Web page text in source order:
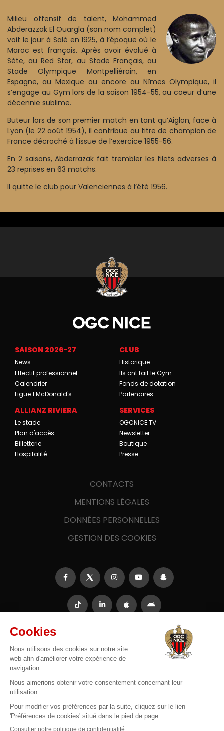
Milieu offensif de talent, Mohammed
Abderazzak El Ouargla (son nom complet)
voit le jour à Salé en 1925, à l’époque où le
Maroc est français. Après avoir évolué à
Sète, au Red Star, au Stade Français, au
Stade Olympique Montpelliérain, en
Espagne, au Mexique ou encore au Nîmes Olympique, il
s’engage au Gym lors de la saison 1954-55, au coeur d’une
décennie sublime.
Buteur lors de son premier match en tant qu’Aiglon, face à
Lyon (le 22 août 1954), il contribue au titre de champion de
France décroché à l’issue de l’exercice 1955-56.
En 2 saisons, Abderrazak fait trembler les filets adverses à
23 reprises en 63 matchs.
Il quitte le club pour Valenciennes à l’été 1956.
SAISON 2026-27
News
Effectif professionnel
Calendrier
Ligue 1 McDonald's
CLUB
Historique
Ils ont fait le Gym
Fonds de dotation
Partenaires
ALLIANZ RIVIERA
Le stade
Plan d'accès
Billetterie
Hospitalité
SERVICES
OGCNICE.TV
Newsletter
Boutique
Presse
CONTACTS
MENTIONS LÉGALES
DONNÉES PERSONNELLES
GESTION DES COOKIES